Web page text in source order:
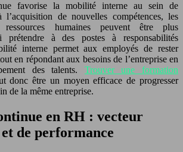
favorise la mobilité interne au sein de
l’acquisition de nouvelles compétences, les
ressources humaines peuvent être plus
prétendre à des postes à responsabilités
interne permet aux employés de rester
en répondant aux besoins de l’entreprise en
des talents. Trouver une formation
donc être un moyen efficace de progresser
de la même entreprise.
en RH : vecteur
de performance